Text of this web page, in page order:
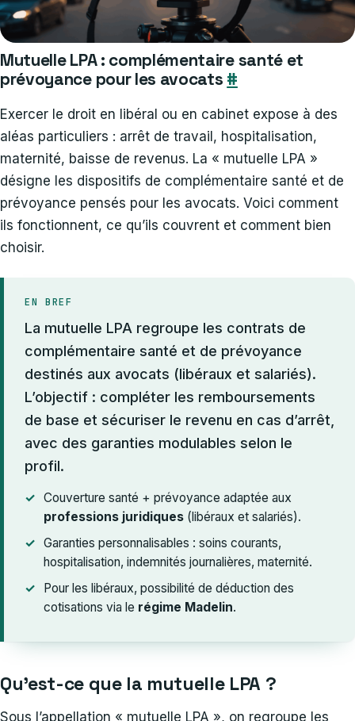
Mutuelle LPA : complémentaire santé et
prévoyance pour les avocats #
Exercer le droit en libéral ou en cabinet expose à des
aléas particuliers : arrêt de travail, hospitalisation,
maternité, baisse de revenus. La « mutuelle LPA »
désigne les dispositifs de complémentaire santé et de
prévoyance pensés pour les avocats. Voici comment
ils fonctionnent, ce qu’ils couvrent et comment bien
choisir.
EN BREF
La mutuelle LPA regroupe les contrats de
complémentaire santé et de prévoyance
destinés aux avocats (libéraux et salariés).
L’objectif : compléter les remboursements
de base et sécuriser le revenu en cas d’arrêt,
avec des garanties modulables selon le
profil.
Couverture santé + prévoyance adaptée aux
professions juridiques (libéraux et salariés).
Garanties personnalisables : soins courants,
hospitalisation, indemnités journalières, maternité.
Pour les libéraux, possibilité de déduction des
cotisations via le régime Madelin.
Qu’est-ce que la mutuelle LPA ?
Sous l’appellation « mutuelle LPA », on regroupe les